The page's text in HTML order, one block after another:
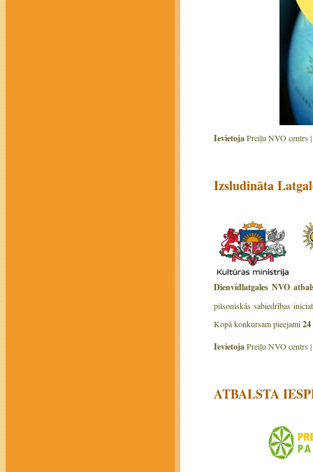
IevietojaPreiļu NVO centrs |
Izsludināta
Dienvidlatgales NVO
pilsoniskās sabiedrības
Kopā konkursam pieejami
IevietojaPreiļu NVO centrs |
ATBALSTA